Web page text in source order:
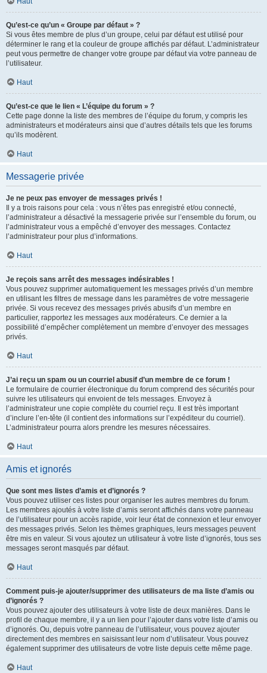
Qu’est-ce qu’un « Groupe par défaut » ?
Si vous êtes membre de plus d’un groupe, celui par défaut est utilisé pour
déterminer le rang et la couleur de groupe affichés par défaut. L’administrateur
peut vous permettre de changer votre groupe par défaut via votre panneau de
l’utilisateur.
Haut
Qu’est-ce que le lien « L’équipe du forum » ?
Cette page donne la liste des membres de l’équipe du forum, y compris les
administrateurs et modérateurs ainsi que d’autres détails tels que les forums
qu’ils modèrent.
Haut
Messagerie privée
Je ne peux pas envoyer de messages privés !
Il y a trois raisons pour cela : vous n’êtes pas enregistré et/ou connecté,
l’administrateur a désactivé la messagerie privée sur l’ensemble du forum, ou
l’administrateur vous a empêché d’envoyer des messages. Contactez
l’administrateur pour plus d’informations.
Haut
Je reçois sans arrêt des messages indésirables !
Vous pouvez supprimer automatiquement les messages privés d’un membre
en utilisant les filtres de message dans les paramètres de votre messagerie
privée. Si vous recevez des messages privés abusifs d’un membre en
particulier, rapportez les messages aux modérateurs. Ce dernier a la
possibilité d’empêcher complètement un membre d’envoyer des messages
privés.
Haut
J’ai reçu un spam ou un courriel abusif d’un membre de ce forum !
Le formulaire de courrier électronique du forum comprend des sécurités pour
suivre les utilisateurs qui envoient de tels messages. Envoyez à
l’administrateur une copie complète du courriel reçu. Il est très important
d’inclure l’en-tête (il contient des informations sur l’expéditeur du courriel).
L’administrateur pourra alors prendre les mesures nécessaires.
Haut
Amis et ignorés
Que sont mes listes d’amis et d’ignorés ?
Vous pouvez utiliser ces listes pour organiser les autres membres du forum.
Les membres ajoutés à votre liste d’amis seront affichés dans votre panneau
de l’utilisateur pour un accès rapide, voir leur état de connexion et leur envoyer
des messages privés. Selon les thèmes graphiques, leurs messages peuvent
être mis en valeur. Si vous ajoutez un utilisateur à votre liste d’ignorés, tous ses
messages seront masqués par défaut.
Haut
Comment puis-je ajouter/supprimer des utilisateurs de ma liste d’amis ou
d’ignorés ?
Vous pouvez ajouter des utilisateurs à votre liste de deux manières. Dans le
profil de chaque membre, il y a un lien pour l’ajouter dans votre liste d’amis ou
d’ignorés. Ou, depuis votre panneau de l’utilisateur, vous pouvez ajouter
directement des membres en saisissant leur nom d’utilisateur. Vous pouvez
également supprimer des utilisateurs de votre liste depuis cette même page.
Haut